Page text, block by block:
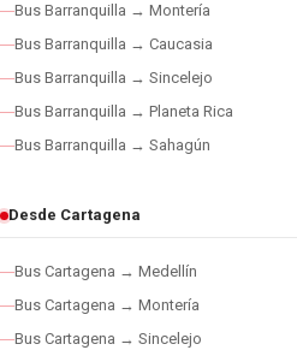
Bus Barranquilla → Montería
Bus Barranquilla → Caucasia
Bus Barranquilla → Sincelejo
Bus Barranquilla → Planeta Rica
Bus Barranquilla → Sahagún
Desde Cartagena
Bus Cartagena → Medellín
Bus Cartagena → Montería
Bus Cartagena → Sincelejo